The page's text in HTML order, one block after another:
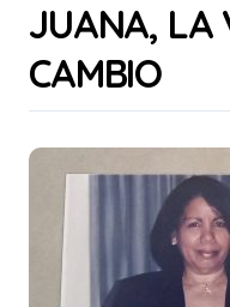
JUANA, LA
CAMBIO